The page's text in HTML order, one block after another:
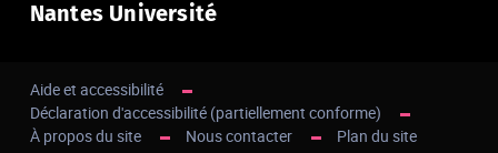
Nantes Université
Aide et accessibilité
Déclaration d'accessibilité (partiellement conforme)
À propos du site
Nous contacter Plan du site